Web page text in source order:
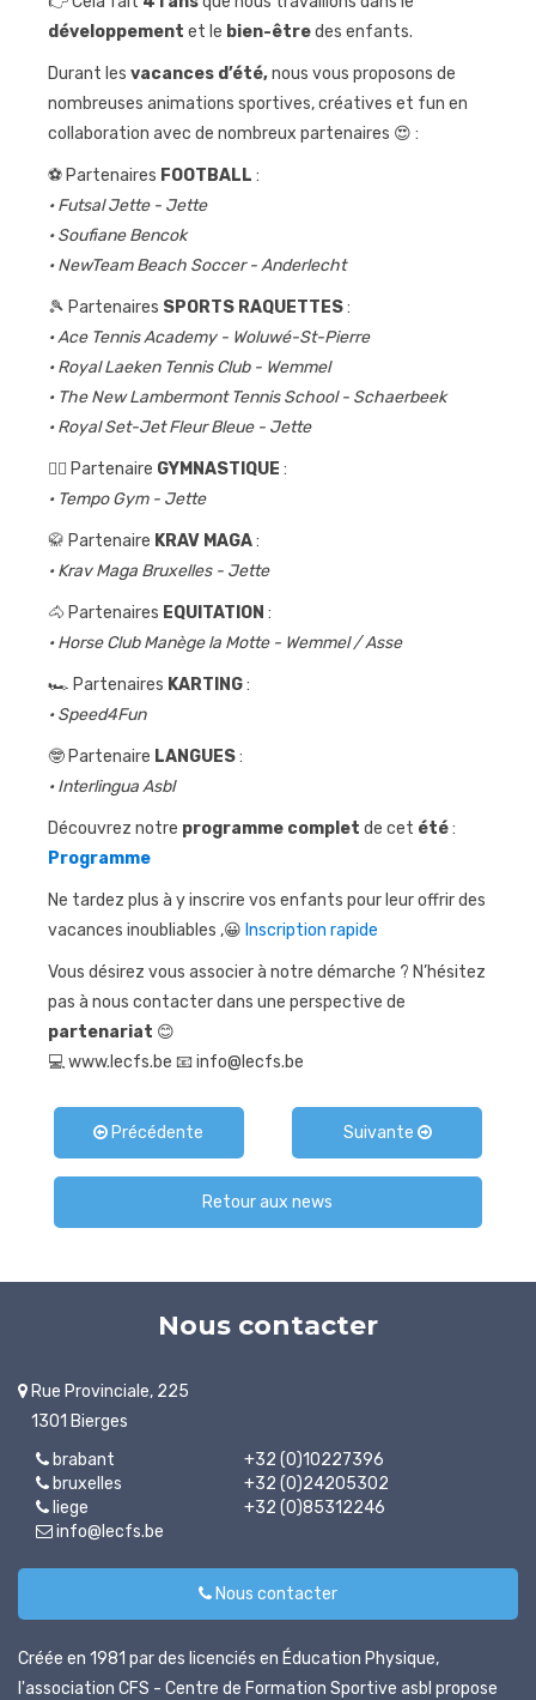
Journées
sportives
Contact
développement et le bien-êtredes enfants.
Durant les vacances d’été,nous vous proposons de
nombreuses animations sportives, créatives et fun en
collaboration avec de nombreux partenaires 😍 :
⚽ Partenaires FOOTBALL :
• Futsal Jette - Jette
• Soufiane Bencok
• NewTeam Beach Soccer - Anderlecht
🎾 Partenaires SPORTS RAQUETTES:
• Ace Tennis Academy - Woluwé-St-Pierre
• Royal Laeken Tennis Club - Wemmel
• The New Lambermont Tennis School - Schaerbeek
• Royal Set-Jet Fleur Bleue - Jette
🤸‍♀️ Partenaire GYMNASTIQUE :
• Tempo Gym - Jette
🥋 Partenaire KRAV MAGA:
• Krav Maga Bruxelles - Jette
🐴 Partenaires EQUITATION :
• Horse Club Manège la Motte - Wemmel / Asse
🏎 Partenaires KARTING:
• Speed4Fun
🤓 Partenaire LANGUES:
• Interlingua Asbl
Découvrez notre programme complet de cet été:
Programme
Ne tardez plus à y inscrire vos enfants pour leur offrir des
vacances inoubliables ,😀 Inscription rapide
Vous désirez vous associer à notre démarche ? N’hésitez
pas à nous contacter dans une perspective de
partenariat 😊
💻 www.lecfs.be 📧 info@lecfs.be
Précédente Suivante
Retour aux news
Nous contacter
Rue Provinciale, 225
1301 Bierges
brabant
+32 (0)10227396
bruxelles
+32 (0)24205302
liege
+32 (0)85312246
info@lecfs.be
Nous contacter
Créée en 1981 par des licenciés en Éducation Physique,
l'association CFS - Centre de Formation Sportive asbl propose